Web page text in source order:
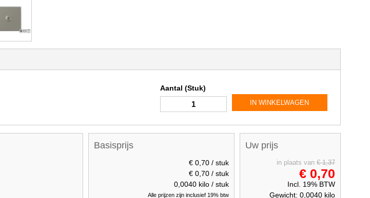
Aantal (Stuk)
IN WINKELWAGEN
Basisprijs
€ 0,70 / stuk
€ 0,70 / stuk
0,0040 kilo / stuk
Alle prijzen zijn inclusief 19% btw
Uw prijs
in plaats van € 1,37
€ 0,70
Incl. 19% BTW
Gewicht: 0,0040kilo